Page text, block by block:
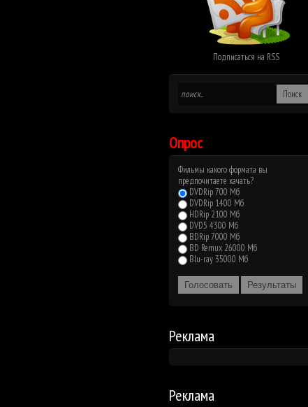
Подписаться на RSS
Опрос
Фильмы какого формата вы
предпочитаете качать?
DVDRip 700 Мб
DVDRip 1400 Мб
HDRip 2100 Мб
DVD5 4300 Мб
BDRip 7000 Мб
BD Remux 26000 Мб
Blu-ray 35000 Мб
Голосовать Результаты
Реклама
Реклама